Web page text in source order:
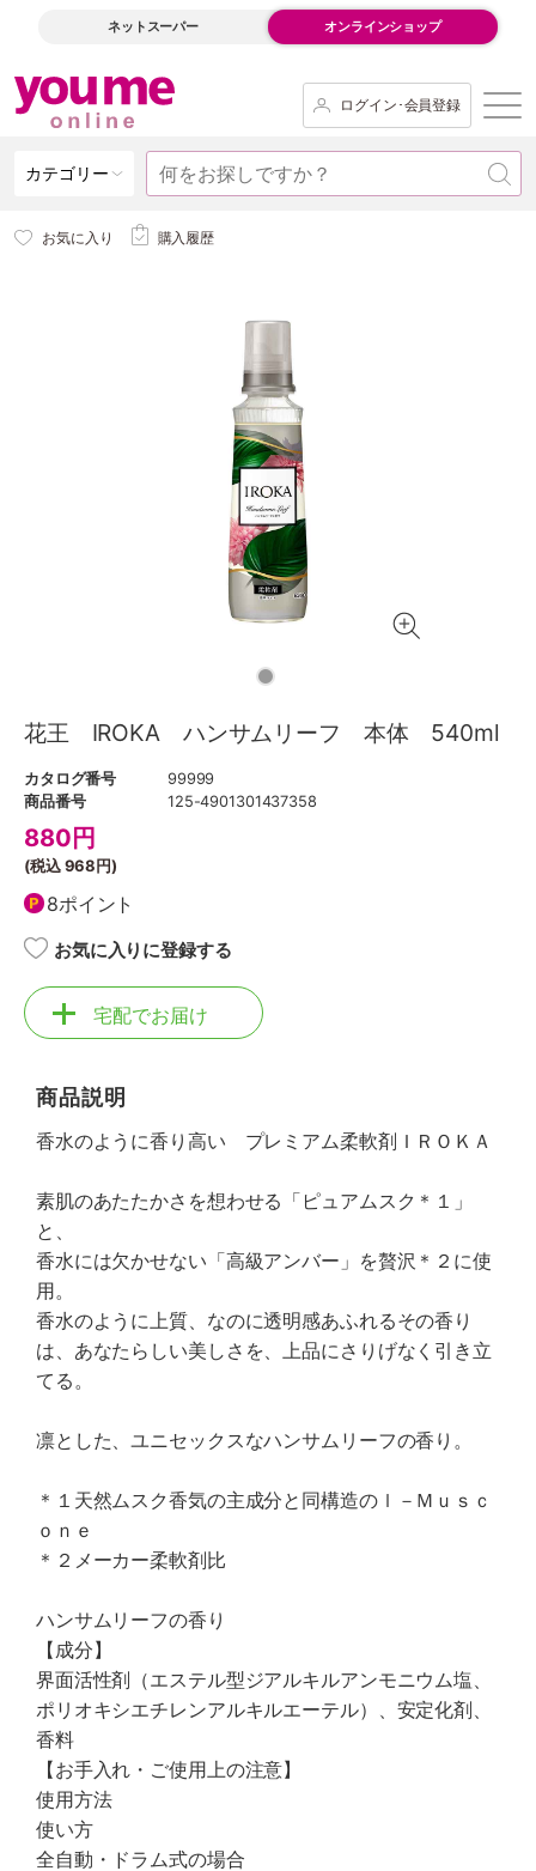
ネットスーパー オンラインショップ
ログイン･会員登録
カテゴリー
お気に入り 購入履歴
花王 IROKA ハンサムリーフ 本体 540ml
カタログ番号
99999
商品番号
125-4901301437358
880 円
(税込968円)
8ポイント
お気に入りに登録する
宅配でお届け
商品説明
香水のように香り高い プレミアム柔軟剤ＩＲＯＫＡ
素肌のあたたかさを想わせる「ピュアムスク＊１」
と、
香水には欠かせない「高級アンバー」を贅沢＊２に使
用。
香水のように上質、なのに透明感あふれるその香り
は、あなたらしい美しさを、上品にさりげなく引き立
てる。
凛とした、ユニセックスなハンサムリーフの香り。
＊１天然ムスク香気の主成分と同構造のｌ－Ｍｕｓｃ
ｏｎｅ
＊２メーカー柔軟剤比
ハンサムリーフの香り
【成分】
界面活性剤（エステル型ジアルキルアンモニウム塩、
ポリオキシエチレンアルキルエーテル）、安定化剤、
香料
【お手入れ・ご使用上の注意】
使用方法
使い方
全自動・ドラム式の場合